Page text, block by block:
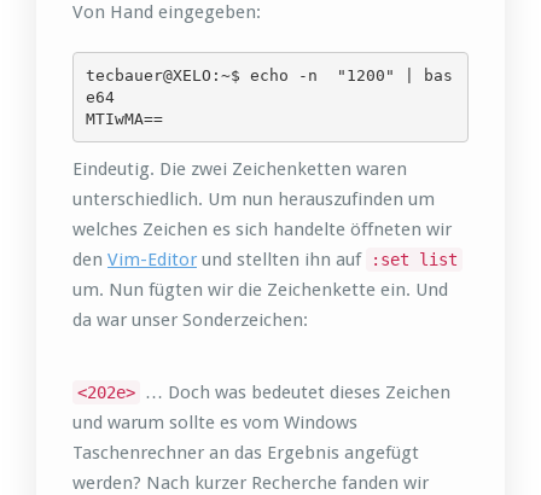
Von Hand eingegeben:
tecbauer@XELO:~$ echo -n  "1200" | bas
e64
MTIwMA==
Eindeutig. Die zwei Zeichenketten waren
unterschiedlich. Um nun herauszufinden um
welches Zeichen es sich handelte öffneten wir
den Vim-Editor und stellten ihn auf :set list
um. Nun fügten wir die Zeichenkette ein. Und
da war unser Sonderzeichen:
<202e> … Doch was bedeutet dieses Zeichen
und warum sollte es vom Windows
Taschenrechner an das Ergebnis angefügt
werden? Nach kurzer Recherche fanden wir